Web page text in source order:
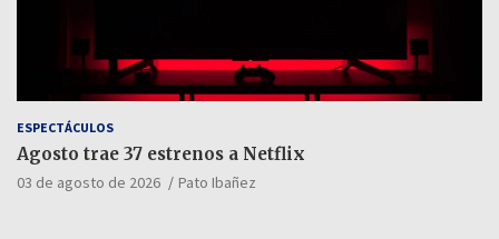
ESPECTÁCULOS
Agosto trae 37 estrenos a Netflix
03 de agosto de 2026 Pato Ibañez